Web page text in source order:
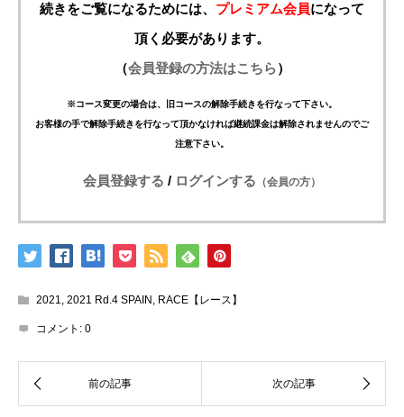
続きをご覧になるためには、 プレミアム会員になって
頂く必要があります。
（会員登録の方法はこちら）
※コース変更の場合は、旧コースの解除手続きを行なって下さい。
お客様の手で解除手続きを行なって頂かなければ継続課金は解除されませんのでご
注意下さい。
会員登録する / ログインする （会員の方）
2021, 2021 Rd.4 SPAIN , RACE【レース】
コメント: 0